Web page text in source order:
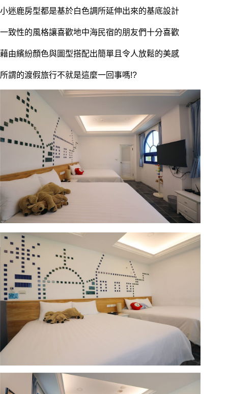
小迷鹿房型都是基於白色調所延伸出來的基底設計
一致性的風格讓喜歡地中海民宿的朋友們十分喜歡
藉由繽紛顏色與圖型搭配出簡單且令人放鬆的美感
所謂的渡假旅行不就是這麼一回事嗎!?